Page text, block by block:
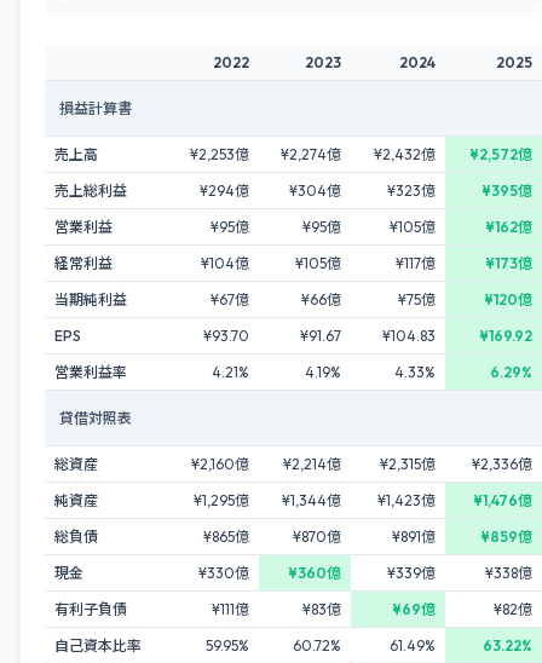
2022 2023 2024 2025
損益計算書
売上高 ¥2,253億 ¥2,274億 ¥2,432億
¥2,572億
売上総利益
¥294億 ¥304億 ¥323億
¥395億
営業利益
¥95億 ¥95億 ¥105億
¥162億
経常利益
¥104億 ¥105億 ¥117億
¥173億
当期純利益
¥67億 ¥66億 ¥75億
¥120億
EPS
¥93.70 ¥91.67 ¥104.83
¥169.92
営業利益率
4.21% 4.19% 4.33% 6.29%
貸借対照表
総資産 ¥2,160億 ¥2,214億 ¥2,315億
¥2,336億
純資産
¥1,295億 ¥1,344億 ¥1,423億
¥1,476億
総負債
¥865億 ¥870億 ¥891億
¥859億
現金
¥330億 ¥360億 ¥339億
¥338億
有利子負債
¥111億 ¥83億 ¥69億
¥82億
自己資本比率
59.95% 60.72% 61.49%
63.22%